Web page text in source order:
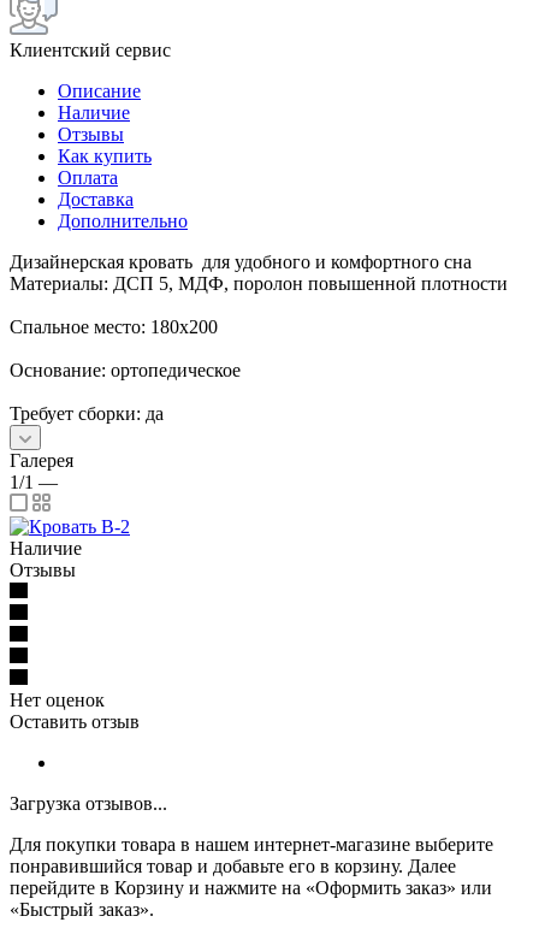
Клиентский сервис
Описание
Наличие
Отзывы
Как купить
Оплата
Доставка
Дополнительно
Дизайнерская кровать для удобного и комфортного сна
Материалы: ДСП 5, МДФ, поролон повышенной плотности
Спальное место: 180х200
Основание: ортопедическое
Требует сборки: да
Галерея
1/1 —
Наличие
Отзывы
Нет оценок
Оставить отзыв
Загрузка отзывов...
Для покупки товара в нашем интернет-магазине выберите
понравившийся товар и добавьте его в корзину. Далее
перейдите в Корзину и нажмите на «Оформить заказ» или
«Быстрый заказ».